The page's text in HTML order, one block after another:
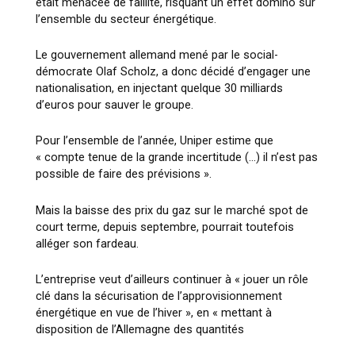
l’ensemble du secteur énergétique.
Le gouvernement allemand mené par le social-
démocrate Olaf Scholz, a donc décidé d’engager une
nationalisation, en injectant quelque 30 milliards
d’euros pour sauver le groupe.
Pour l’ensemble de l’année, Uniper estime que
« compte tenue de la grande incertitude (…) il n’est pas
possible de faire des prévisions ».
Mais la baisse des prix du gaz sur le marché spot de
court terme, depuis septembre, pourrait toutefois
alléger son fardeau.
L’entreprise veut d’ailleurs continuer à « jouer un rôle
clé dans la sécurisation de l’approvisionnement
énergétique en vue de l’hiver », en « mettant à
disposition de l’Allemagne des quantités